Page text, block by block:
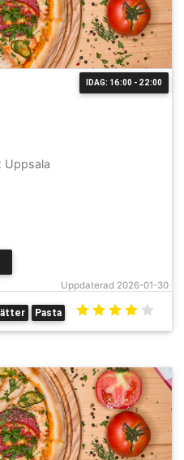
IDAG: 16:00 - 22:00
Uppsala
Uppdaterad 2026-01-30
Pasta